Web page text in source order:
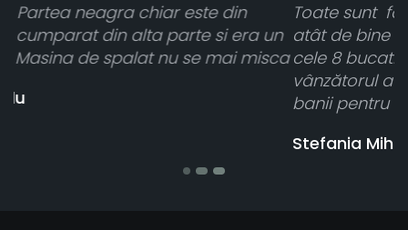
Toate sunt foarte luminoase și funcționează
atât de bine în curtea din spate. A primit toate
cele 8 bucati dar una nu a funcționat,
vânzătorul a răspuns rapid și a rambursat
banii pentru 1 bucata, Multumesc